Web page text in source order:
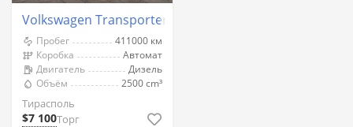
Volkswagen Transporter 1997 год Тирасполь
Пробег
411000 км
Коробка
Автомат
Двигатель
Дизель
Объём
2500 cm³
Тирасполь
$7 100Торг